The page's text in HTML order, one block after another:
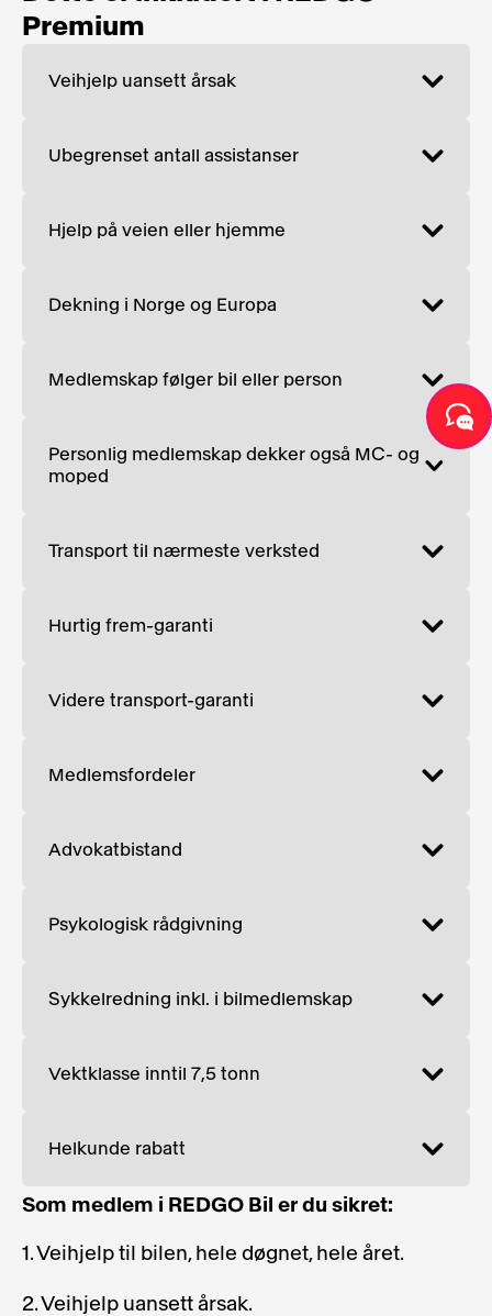
Premium
Veihjelp uansett årsak
Ubegrenset antall assistanser
Hjelp på veien eller hjemme
Dekning i Norge og Europa
Medlemskap følger bil eller person
Personlig medlemskap dekker også MC- og
moped
Transport til nærmeste verksted
Hurtig frem-garanti
Videre transport-garanti
Medlemsfordeler
Advokatbistand
Psykologisk rådgivning
Sykkelredning inkl. i bilmedlemskap
Vektklasse inntil 7,5 tonn
Helkunde rabatt
Som medlem i REDGO Bil er du sikret:
1. Veihjelp til bilen, hele døgnet, hele året.
2. Veihjelp uansett årsak.